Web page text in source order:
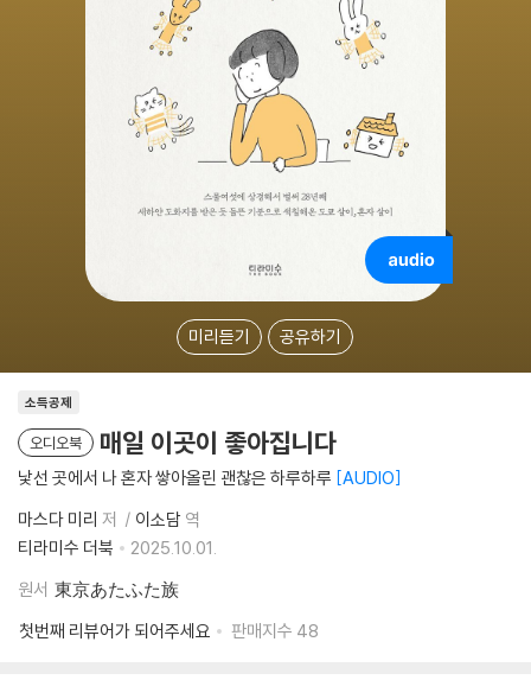
미리듣기 공유하기
소득공제
오디오북 매일 이곳이 좋아집니다
낯선 곳에서 나 혼자 쌓아올린 괜찮은 하루하루 AUDIO
마스다 미리 저 이소담 역
티라미수 더북
2025.10.01.
원서 東京あたふた族
첫번째 리뷰어가 되어주세요
판매지수 48